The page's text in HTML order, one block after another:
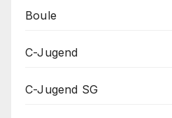
Boule
C-Jugend
C-Jugend SG